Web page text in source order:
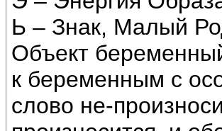
Ь – Знак, Малый
Объект
к беременным с
слово не-